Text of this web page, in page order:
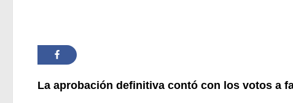
La aprobación definitiva contó con los votos a